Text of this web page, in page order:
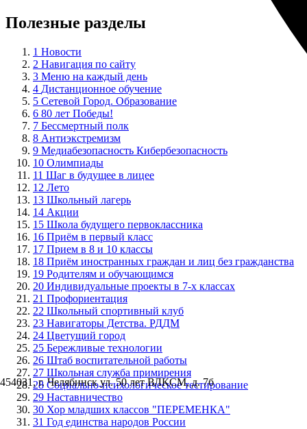
454031, г. Челябинск ул. 50 лет ВЛКСМ, д. 7б
Полезные разделы
1 Новости
2 Навигация по сайту
3 Меню на каждый день
4 Дистанционное обучение
5 Сетевой Город. Образование
6 80 лет Победы!
7 Бессмертный полк
8 Антиэкстремизм
9 Медиабезопасность Кибербезопасность
10 Олимпиады
11 Шаг в будущее в лицее
12 Лето
13 Школьный лагерь
14 Акции
15 Школа будущего первоклассника
16 Приём в первый класс
17 Прием в 8 и 10 классы
18 Приём иностранных граждан и лиц без гражданства
19 Родителям и обучающимся
20 Индивидуальные проекты в 7-х классах
21 Профориентация
22 Школьный спортивный клуб
23 Навигаторы Детства. РДДМ
24 Цветущий город
25 Бережливые технологии
26 Штаб воспитательной работы
27 Школьная служба примирения
28 Социально-психологическое тестирование
29 Наставничество
30 Хор младших классов "ПЕРЕМЕНКА"
31 Год единства народов России